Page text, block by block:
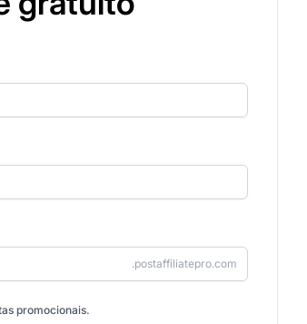
.postaffiliatepro.com
promocionais.